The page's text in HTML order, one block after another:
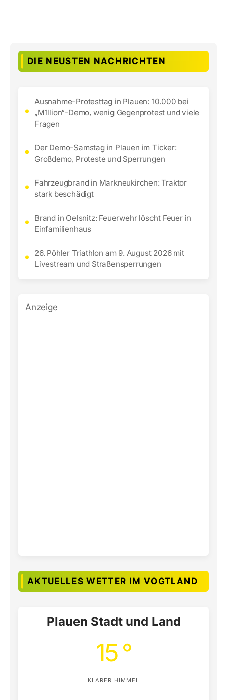
DIE NEUSTEN NACHRICHTEN
Ausnahme-Protesttag in Plauen: 10.000 bei
„M1llion“-Demo, wenig Gegenprotest und viele
Fragen
Der Demo-Samstag in Plauen im Ticker:
Großdemo, Proteste und Sperrungen
Fahrzeugbrand in Markneukirchen: Traktor
stark beschädigt
Brand in Oelsnitz: Feuerwehr löscht Feuer in
Einfamilienhaus
26. Pöhler Triathlon am 9. August 2026 mit
Livestream und Straßensperrungen
Anzeige
AKTUELLES WETTER IM VOGTLAND
Plauen Stadt und Land
15 °
KLARER HIMMEL